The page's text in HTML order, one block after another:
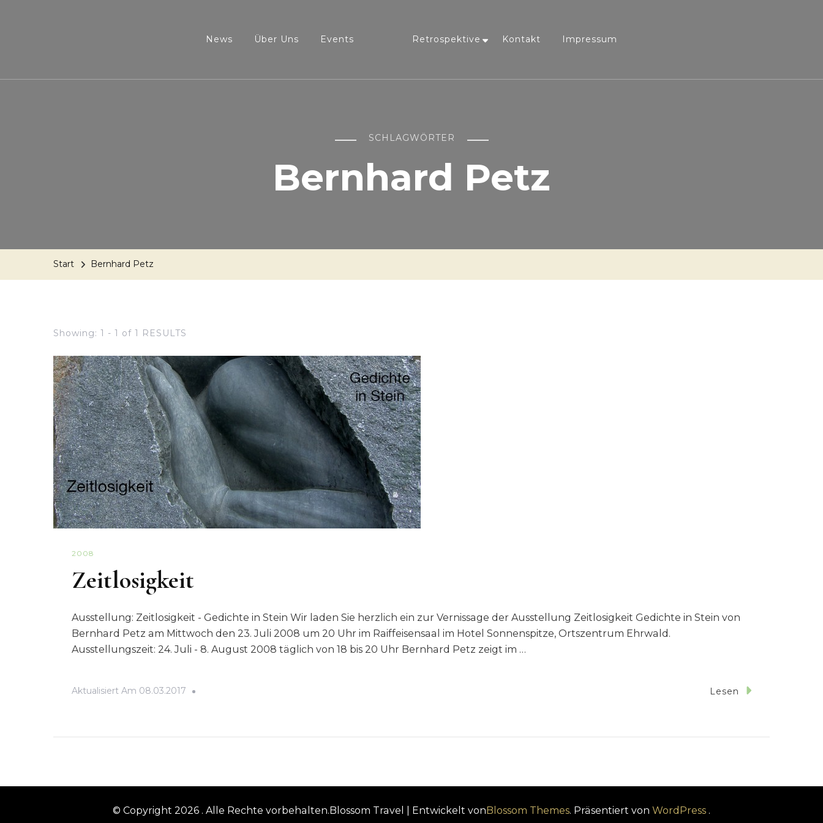
News Über Uns Events Retrospektive Kontakt Impressum
SCHLAGWÖRTER
Bernhard Petz
Start Bernhard Petz
Showing: 1 - 1 of 1 RESULTS
2008
Zeitlosigkeit
Ausstellung: Zeitlosigkeit - Gedichte in Stein Wir laden Sie herzlich ein zur Vernissage der Ausstellung Zeitlosigkeit Gedichte in Stein von
Bernhard Petz am Mittwoch den 23. Juli 2008 um 20 Uhr im Raiffeisensaal im Hotel Sonnenspitze, Ortszentrum Ehrwald.
Ausstellungszeit: 24. Juli - 8. August 2008 täglich von 18 bis 20 Uhr Bernhard Petz zeigt im …
Aktualisiert Am 08.03.2017 Lesen
© Copyright 2026 . Alle Rechte vorbehalten. Blossom Travel | Entwickelt von Blossom Themes. Präsentiert von WordPress .